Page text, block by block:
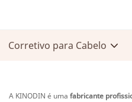
Corretivo para Cabelo
A KINODIN é uma fabricante